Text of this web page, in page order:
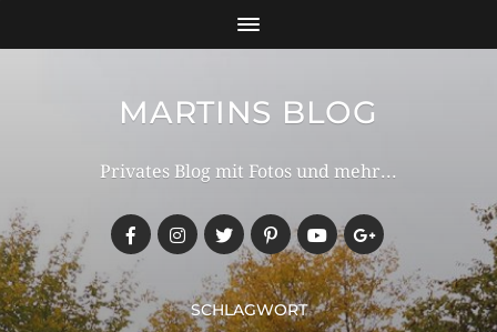
MARTINS BLOG
Privates Blog mit Fotos und mehr...
SCHLAGWORT